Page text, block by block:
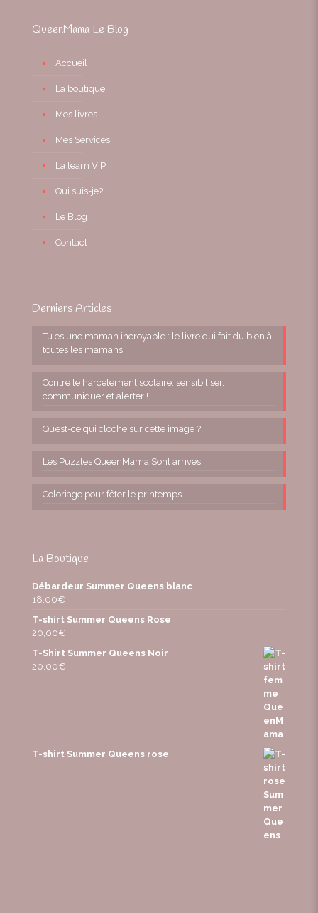
QueenMama Le Blog
Accueil
La boutique
Mes livres
Mes Services
La team VIP
Qui suis-je?
Le Blog
Contact
Derniers Articles
Tu es une maman incroyable : le livre qui fait du bien à
toutes les mamans
Contre le harcèlement scolaire, sensibiliser,
communiquer et alerter !
Qu’est-ce qui cloche sur cette image ?
Les Puzzles QueenMama Sont arrivés
Coloriage pour fêter le printemps
La Boutique
Débardeur Summer Queens blanc
18,00€
T-shirt Summer Queens Rose
20,00€
T-Shirt Summer Queens Noir
20,00€
T-shirt Summer Queens rose